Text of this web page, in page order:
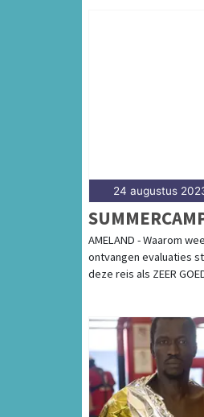
24 augustus
AMELAND - Waarom
ontvangen evaluaties
deze reis als ZEER